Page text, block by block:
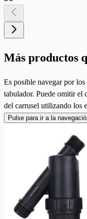
Más productos
Es posible navegar por
tabulador. Puede omitir el
del carrusel utilizando los
Pulse para ir a la